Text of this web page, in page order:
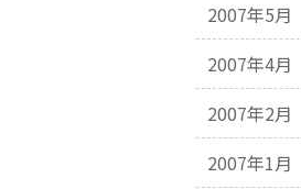
2007年5月
2007年4月
2007年2月
2007年1月